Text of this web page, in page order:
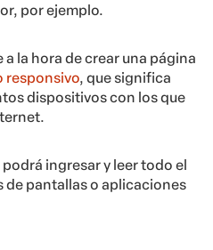
por ejemplo.
la hora de crear una página
responsivo, que significa
dispositivos con los que
ingresar y leer todo el
pantallas o aplicaciones